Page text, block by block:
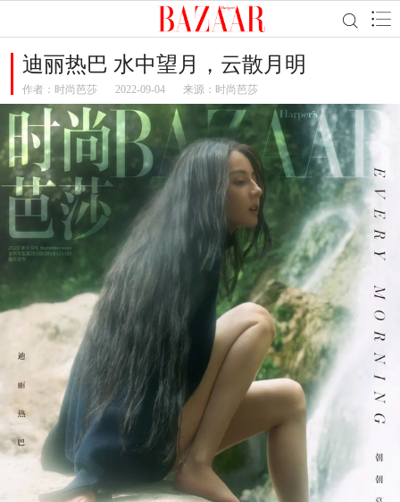
迪丽热巴 水中望月，云散月明
作者： 时尚芭莎 2022-09-04 来源：时尚芭莎